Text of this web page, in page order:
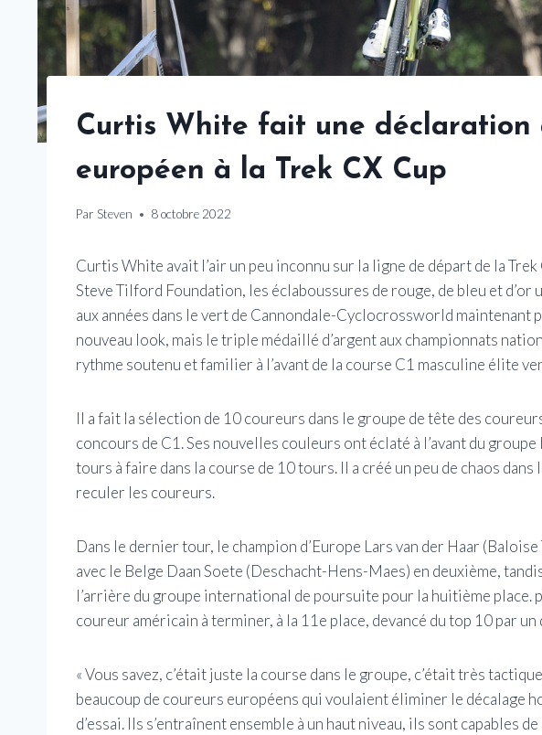
Curtis White fait une déclaration
européen à la Trek CX Cup
Par Steven 8 octobre 2022
Curtis White avait l’air un peu inconnu sur la ligne de départ de la
Steve Tilford Foundation, les éclaboussures de rouge, de bleu et d’or
aux années dans le vert de Cannondale-Cyclocrossworld maintenant
nouveau look, mais le triple médaillé d’argent aux championnats
rythme soutenu et familier à l’avant de la course C1 masculine élite
Il a fait la sélection de 10 coureurs dans le groupe de tête des
concours de C1. Ses nouvelles couleurs ont éclaté à l’avant du
tours à faire dans la course de 10 tours. Il a créé un peu de chaos
reculer les coureurs.
Dans le dernier tour, le champion d’Europe Lars van der Haar
avec le Belge Daan Soete (Deschacht-Hens-Maes) en deuxième,
l’arrière du groupe international de poursuite pour la huitième place.
coureur américain à terminer, à la 11e place, devancé du top 10 par un
« Vous savez, c’était juste la course dans le groupe, c’était très
beaucoup de coureurs européens qui voulaient éliminer le décalage
d’essai. Ils s’entraînent ensemble à un haut niveau, ils sont capables